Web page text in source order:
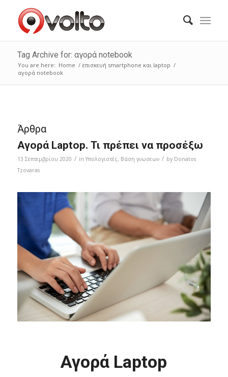
Tag Archive for: αγορά notebook
You are here: Home / επισκευή smartphone και laptop /
αγορά notebook
Άρθρα
Αγορά Laptop. Τι πρέπει να προσέξω
13 Σεπτεμβρίου 2020 / in Υπολογιστές, Bάση γνωσεων / by Donatos
Tzovaras
Αγορά Laptop